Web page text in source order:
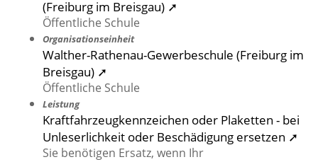
(Freiburg im Breisgau) ➚
Öffentliche Schule
Organisationseinheit
Walther-Rathenau-Gewerbeschule (Freiburg im
Breisgau) ➚
Öffentliche Schule
Leistung
Kraftfahrzeugkennzeichen oder Plaketten - bei
Unleserlichkeit oder Beschädigung ersetzen ➚
Sie benötigen Ersatz, wenn Ihr